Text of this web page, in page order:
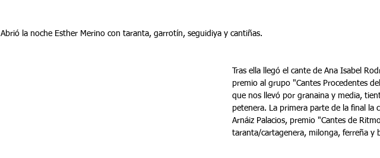
Abrió la noche Esther Merino con taranta, garrotín, seguidiya y cantiñas.
Tras ella llegó el cante de Ana Isabel
premio al grupo "Cantes Procedentes
que nos llevó por granaina y media,
petenera. La primera parte de la final la
Arnáiz Palacios, premio "Cantes de
taranta/cartagenera, milonga, ferreña y